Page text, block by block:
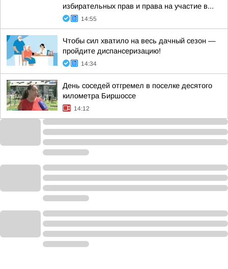
избирательных прав и права на участие в...
14:55
Чтобы сил хватило на весь дачный сезон —
пройдите диспансеризацию!
14:34
День соседей отгремел в поселке десятого
километра Биршоссе
14:12